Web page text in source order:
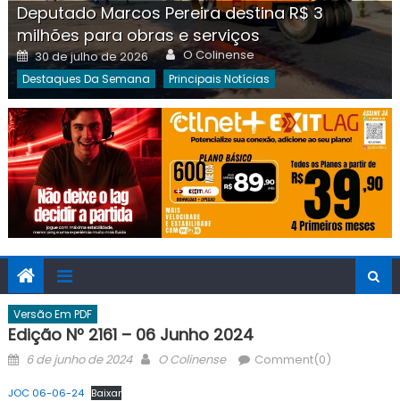
Deputado Marcos Pereira destina R$ 3
milhões para obras e serviços
Posted
on
30 de julho de 2026 Author
O Colinense
Destaques Da Semana Principais Notícias
Versão Em PDF
Edição Nº 2161 – 06 Junho 2024
Posted
6 de junho de 2024 Author
O Colinense Comment(0)
JOC 06-06-24 Baixar